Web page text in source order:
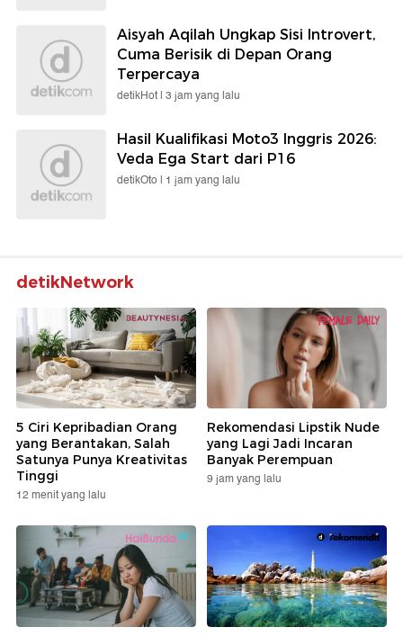
Aisyah Aqilah Ungkap Sisi Introvert,
Cuma Berisik di Depan Orang
Terpercaya
detikHot | 3 jam yang lalu
Hasil Kualifikasi Moto3 Inggris 2026:
Veda Ega Start dari P16
detikOto | 1 jam yang lalu
detikNetwork
5 Ciri Kepribadian Orang
yang Berantakan, Salah
Satunya Punya Kreativitas
Tinggi
12 menit yang lalu
Rekomendasi Lipstik Nude
yang Lagi Jadi Incaran
Banyak Perempuan
9 jam yang lalu